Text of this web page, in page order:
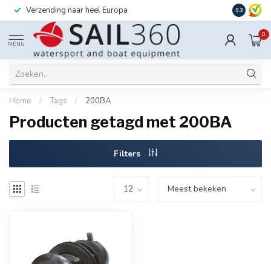
Verzending naar heel Europa Ook
9.3
MENU
0
Home / Tags / 200BA
Producten getagd met 200BA
Filters